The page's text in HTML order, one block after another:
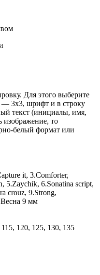
Для этого выберите
— 3х3, шрифт и в строку
текст (инициалы, имя,
изображение, то
белый формат или
it, 3.Comforter,
5.Zaychik, 6.Sonatina script,
crouz, 9.Strong,
9 мм
120, 125, 130, 135